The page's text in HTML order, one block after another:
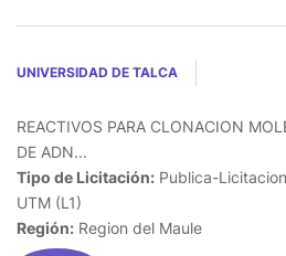
UNIVERSIDAD DE TALCA
REACTIVOS PARA CLONACION
DE ADN...
Tipo de Licitación: Publica-
UTM (L1)
Región: Region del Maule